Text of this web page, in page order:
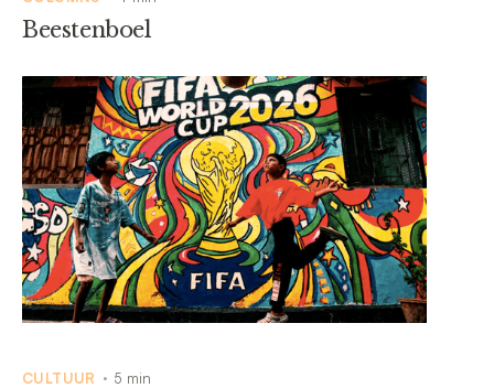
Beestenboel
CULTUUR • 5 min